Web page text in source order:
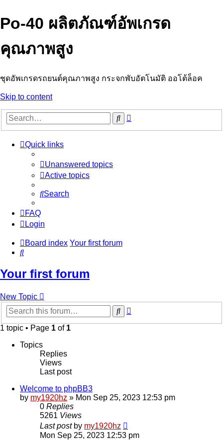
Po-40 ผลิตภัณฑ์อัพเกรด
คุณภาพสูง
ชุดอัพเกรดรถยนต์คุณภาพสูง กระจกพับอัตโนมัติ ออโต้ล็อค
Skip to content
Search
Quick links
Unanswered topics
Active topics
Search
FAQ
Login
Board index Your first forum
Search
Your first forum
New Topic
Search
1 topic • Page 1 of 1
Topics
Replies
Views
Last post
Welcome to phpBB3
by my1920hz » Mon Sep 25, 2023 12:53 pm
0 Replies
5261 Views
Last post by my1920hz
Mon Sep 25, 2023 12:53 pm